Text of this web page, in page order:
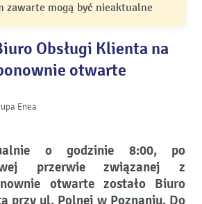
zawarte mogą być nieaktualne
Obsługi Klienta na
otwarte
Enea
o godzinie 8:00, po
przerwie związanej z
otwarte zostało Biuro
przy ul. Polnej w Poznaniu. Do